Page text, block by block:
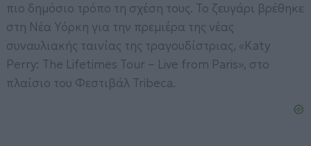
πιο δημόσιο τρόπο τη σχέση τους. Το ζευγάρι βρέθηκε
στη Νέα Υόρκη για την πρεμιέρα της νέας
συναυλιακής ταινίας της τραγουδίστριας, «Katy
Perry: The Lifetimes Tour – Live from Paris», στο
πλαίσιο του Φεστιβάλ Tribeca.